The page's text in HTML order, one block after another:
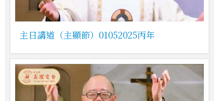
主日講道（主顯節）01052025丙年